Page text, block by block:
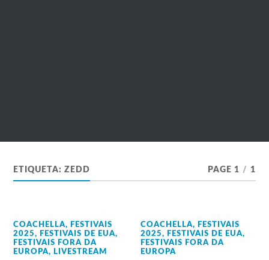
ETIQUETA:ZEDD PAGE 1 / 1
COACHELLA,
FESTIVAIS
2025, FESTIVAIS DE EUA,
FESTIVAIS FORA DA
EUROPA, LIVESTREAM
COACHELLA,
FESTIVAIS
2025, FESTIVAIS DE EUA,
FESTIVAIS FORA DA
EUROPA